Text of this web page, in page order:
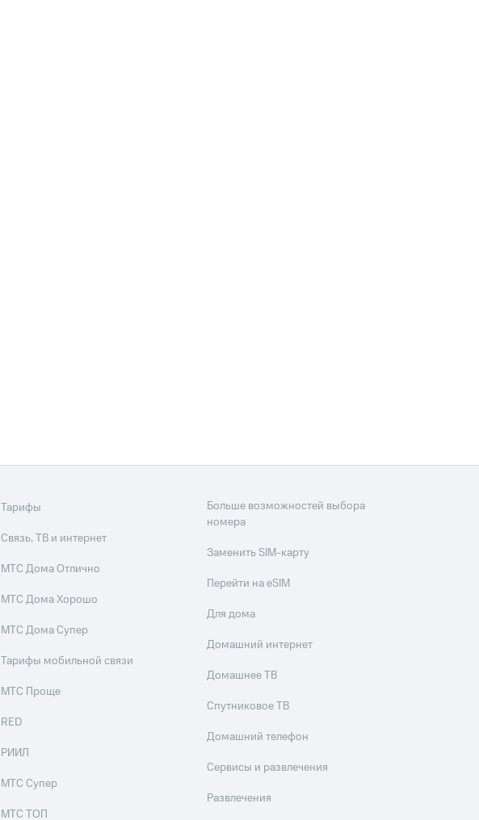
Тарифы
Связь, ТВ и интернет
МТС Дома Отлично
МТС Дома Хорошо
МТС Дома Супер
Тарифы мобильной связи
МТС Проще
RED
РИИЛ
МТС Супер
МТС ТОП
Больше возможностей выбора
номера
Заменить SIM-карту
Перейти на eSIM
Для дома
Домашний интернет
Домашнее ТВ
Спутниковое ТВ
Домашний телефон
Сервисы и развлечения
Развлечения